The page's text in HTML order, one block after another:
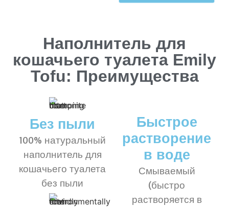
Наполнитель для
кошачьего туалета Emily
Tofu: Преимущества
Без пыли
100% натуральный
наполнитель для
кошачьего туалета
без пыли
Быстрое
растворение
в воде
Смываемый
(быстро
растворяется в